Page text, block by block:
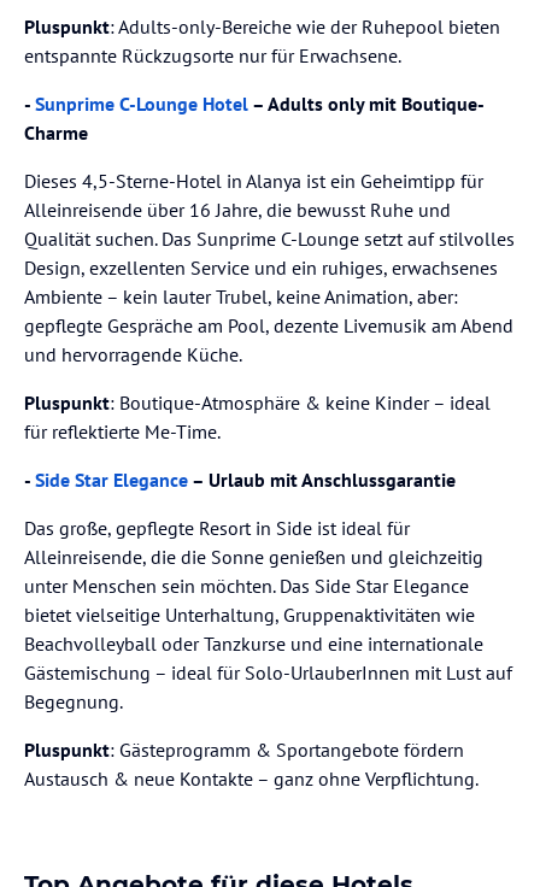
Pluspunkt: Adults-only-Bereiche wie der Ruhepool bieten
entspannte Rückzugsorte nur für Erwachsene.
- Sunprime C-Lounge Hotel – Adults only mit Boutique-
Charme
Dieses 4,5-Sterne-Hotel in Alanya ist ein Geheimtipp für
Alleinreisende über 16 Jahre, die bewusst Ruhe und
Qualität suchen. Das Sunprime C-Lounge setzt auf stilvolles
Design, exzellenten Service und ein ruhiges, erwachsenes
Ambiente – kein lauter Trubel, keine Animation, aber:
gepflegte Gespräche am Pool, dezente Livemusik am Abend
und hervorragende Küche.
Pluspunkt: Boutique-Atmosphäre & keine Kinder – ideal
für reflektierte Me-Time.
- Side Star Elegance – Urlaub mit Anschlussgarantie
Das große, gepflegte Resort in Side ist ideal für
Alleinreisende, die die Sonne genießen und gleichzeitig
unter Menschen sein möchten. Das Side Star Elegance
bietet vielseitige Unterhaltung, Gruppenaktivitäten wie
Beachvolleyball oder Tanzkurse und eine internationale
Gästemischung – ideal für Solo-UrlauberInnen mit Lust auf
Begegnung.
Pluspunkt: Gästeprogramm & Sportangebote fördern
Austausch & neue Kontakte – ganz ohne Verpflichtung.